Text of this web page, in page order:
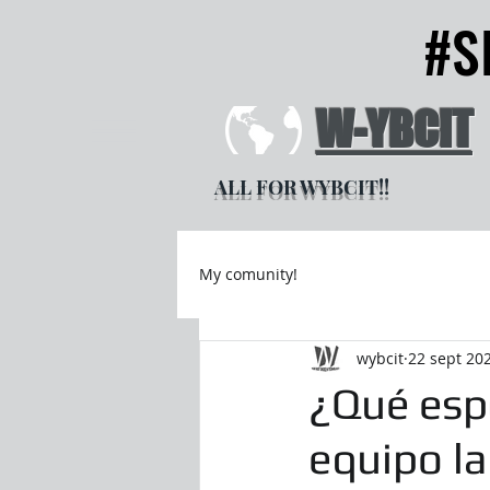
W-YBCIT
ALL FOR WYBCIT!!
My comunity!
¿Qué
equipo
wybcit 22 sept